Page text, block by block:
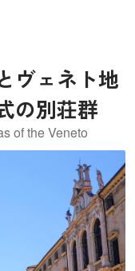
ヴェネト地
の別荘群
of the Veneto